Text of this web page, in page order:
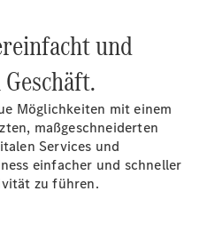
und
Möglichkeiten mit einem
maßgeschneiderten
Services und
einfacher und schneller
zu führen.